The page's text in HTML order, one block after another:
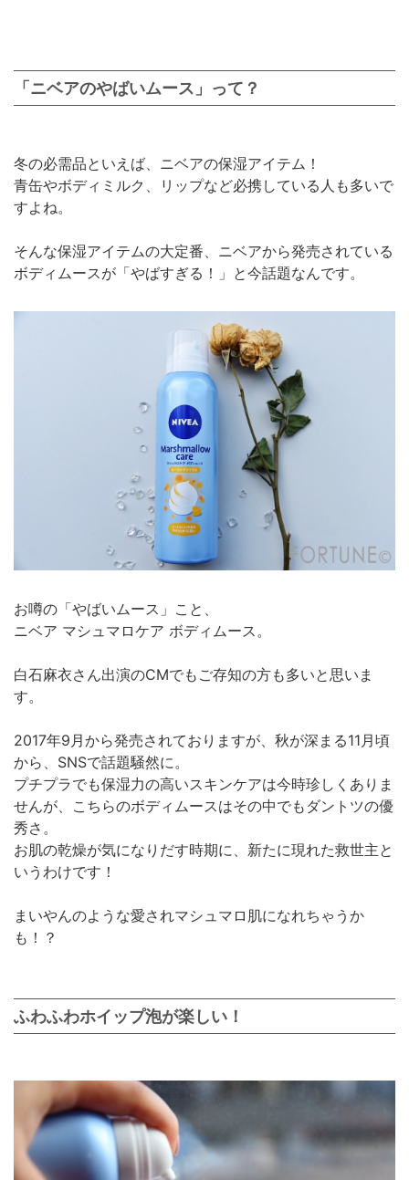
「ニベアのやばいムース」って？
冬の必需品といえば、ニベアの保湿アイテム！
青缶やボディミルク、リップなど必携している人も多いで
すよね。
そんな保湿アイテムの大定番、ニベアから発売されている
ボディムースが「やばすぎる！」と今話題なんです。
お噂の「やばいムース」こと、
ニベア マシュマロケア ボディムース。
白石麻衣さん出演のCMでもご存知の方も多いと思いま
す。
2017年9月から発売されておりますが、秋が深まる11月頃
から、SNSで話題騒然に。
プチプラでも保湿力の高いスキンケアは今時珍しくありま
せんが、こちらのボディムースはその中でもダントツの優
秀さ。
お肌の乾燥が気になりだす時期に、新たに現れた救世主と
いうわけです！
まいやんのような愛されマシュマロ肌になれちゃうか
も！？
ふわふわホイップ泡が楽しい！